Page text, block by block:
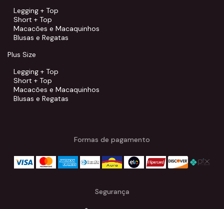
Legging + Top
Short + Top
Macacões e Macaquinhos
Blusas e Regatas
Plus Size
Legging + Top
Short + Top
Macacões e Macaquinhos
Blusas e Regatas
Formas de pagamento
Segurança